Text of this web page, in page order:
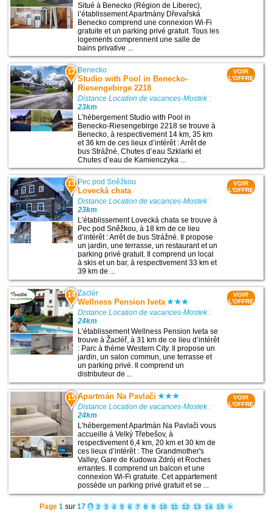
Situé à Benecko (Région de Liberec),
l’établissement Apartmány Dřevařská
Benecko comprend une connexion Wi-Fi
gratuite et un parking privé gratuit. Tous les
logements comprennent une salle de
bains privative ...
12 Benecko
Studio with Pool in Benecko-
Riesengebirge 2218
Distance Location de vacances-Mostek :
23km
L’hébergement Studio with Pool in
Benecko-Riesengebirge 2218 se trouve à
Benecko, à respectivement 14 km, 35 km
et 36 km de ces lieux d’intérêt : Arrêt de
bus Strážné, Chutes d’eau Szklarki et
Chutes d’eau de Kamienczyka ...
VOIR
L'OFFRE
13 Pec pod Sněžkou
Lovecká chata
Distance Location de vacances-Mostek :
23km
L’établissement Lovecká chata se trouve à
Pec pod Sněžkou, à 18 km de ce lieu
d’intérêt : Arrêt de bus Strážné. Il propose
un jardin, une terrasse, un restaurant et un
parking privé gratuit. Il comprend un local
à skis et un bar, à respectivement 33 km et
39 km de ...
VOIR
L'OFFRE
14 Zaclér
Wellness Pension Iveta
Distance Location de vacances-Mostek :
24km
L’établissement Wellness Pension Iveta se
trouve à Žacléř, à 31 km de ce lieu d’intérêt
: Parc à thème Western City. Il propose un
jardin, un salon commun, une terrasse et
un parking privé. Il comprend un
distributeur de ...
VOIR
L'OFFRE
15 Apartmán Na Pavlači
Distance Location de vacances-Mostek :
24km
L’hébergement Apartmán Na Pavlači vous
accueille à Velký Třebešov, à
respectivement 6,4 km, 20 km et 30 km de
ces lieux d’intérêt : The Grandmother's
Valley, Gare de Kudowa Zdrój et Roches
errantes. Il comprend un balcon et une
connexion Wi-Fi gratuite. Cet appartement
possède un parking privé gratuit et se ...
VOIR
L'OFFRE
Page 1sur 17 1 2 3 4 5 6 7 8 9 10 11 12 13 14 15 >